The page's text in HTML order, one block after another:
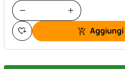
Aggiungi